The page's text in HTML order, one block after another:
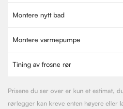
Montere nytt bad
Montere varmepumpe
Tining av frosne rør
Prisene du ser over er kun et estimat,
rørlegger kan kreve enten høyere eller